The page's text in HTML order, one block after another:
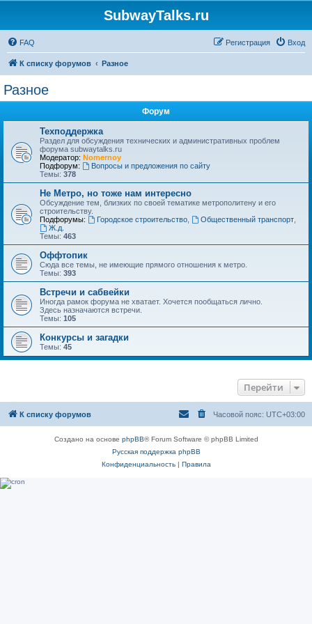
SubwayTalks.ru
FAQ Вход
Регистрация
К списку форумов Разное
Разное
Форум
Техподдержка
Раздел для обсуждения технических и административных проблем
форума subwaytalks.ru
Модератор: Nomernoy
Подфорум:
Вопросы и предложения по сайту
Темы: 378
Не Метро, но тоже нам интересно
Обсуждение тем, близких по своей тематике метрополитену и его
строительству.
Подфорумы:
Городское строительство, Общественный транспорт,
Ж.д.
Темы: 463
Оффтопик
Сюда все темы, не имеющие прямого отношения к метро.
Темы: 393
Встречи и сабвейки
Иногда рамок форума не хватает. Хочется пообщаться лично.
Здесь назначаются встречи.
Темы: 105
Конкурсы и загадки
Темы: 45
Перейти
К списку форумов Часовой пояс: UTC+03:00
Создано на основе phpBB® Forum Software © phpBB Limited
Русская поддержка phpBB
Конфиденциальность| Правила